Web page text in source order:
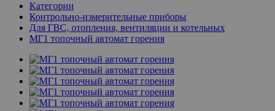
Категории
Контрольно-измерительные приборы
Для ГВС, отопления, вентиляции и котельных
МГ1 топочный автомат горения